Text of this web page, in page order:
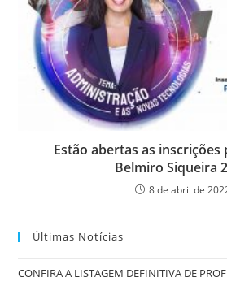
Estão abertas as inscrições
Belmiro Siqueira
8 de abril de
Últimas Notícias
CONFIRA A LISTAGEM DEFINITIVA DE